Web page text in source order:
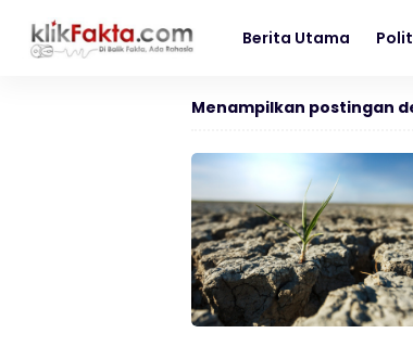
Berita Utama
Menampilkan postingan